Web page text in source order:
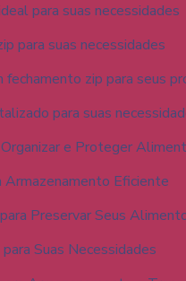
para suas necessidades
para suas necessidades
zip para seus
para suas
e Proteger
Armazenamento Eficiente
Preservar Seus
Suas Necessidades